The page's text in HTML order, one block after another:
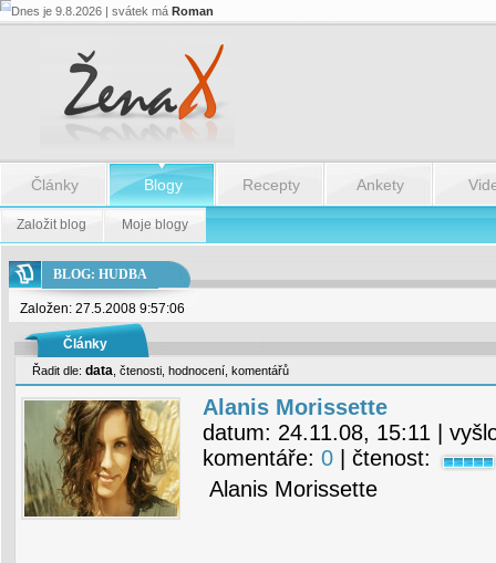
Dnes je 9.8.2026 | svátek má Roman
Články Blogy Recepty Ankety
Založit blog Moje blogy
BLOG: HUDBA
Založen: 27.5.2008 9:57:06
Články
Řadit dle: data čtenosti hodnocení komentářů
Alanis Morissette
datum: 24.11.08, 15:11 |
komentáře: 0 | čtenost:
Alanis Morissette